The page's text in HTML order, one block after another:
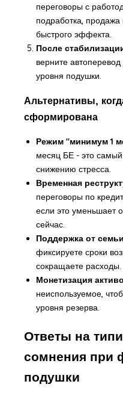
переговоры с
подработка,
быстрого эффекта.
После
верните
уровня подушки.
Альтернативы,
сформирована
Режим "минимум 1
месяц БЕ - это
снижению стресса.
Временная
переговоры по
если это уменьшает
сейчас.
Поддержка от
фиксируете сроки
сокращаете расходы.
Монетизация
неиспользуемое,
уровня резерва.
Ответы на
сомнения при
подушки